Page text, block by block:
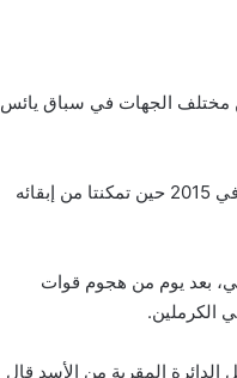
مختلف الجهات في سباق يائس
ولكن لم يكن هناك إنقاذ عسكري تقدمه روسيا أو حليفته الأخرى إيران، خلافا لتدخلهما في 2015 حين تمكنتا من إبقائه
تشرين الثاني الماضي، بعد يوم من هجوم قوات
الكرملين.
المقربة من الأسد قال